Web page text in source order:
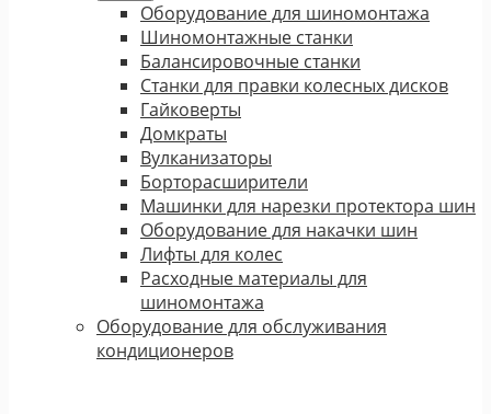
Оборудование для шиномонтажа
Шиномонтажные станки
Балансировочные станки
Станки для правки колесных дисков
Гайковерты
Домкраты
Вулканизаторы
Борторасширители
Машинки для нарезки протектора шин
Оборудование для накачки шин
Лифты для колес
Расходные материалы для
шиномонтажа
Оборудование для обслуживания
кондиционеров